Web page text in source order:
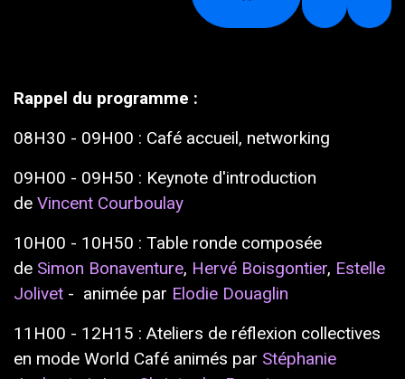
Rappel du programme :
08H30 - 09H00 : Café accueil, networking
09H00 - 09H50 : Keynote d'introduction
de Vincent Courboulay
10H00 - 10H50 : Table ronde composée
de Simon Bonaventure, Hervé Boisgontier, Estelle
Jolivet - animée par Elodie Douaglin
11H00 - 12H15 : Ateliers de réflexion collectives
en mode World Café animés par Stéphanie